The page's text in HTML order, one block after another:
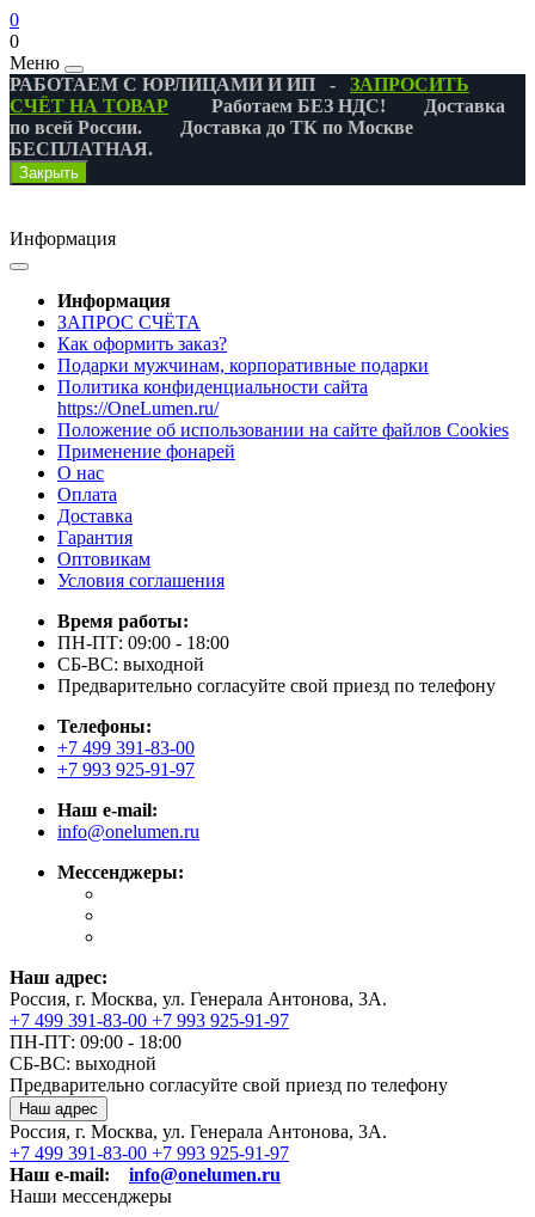
0
0
Меню
РАБОТАЕМ С ЮРЛИЦАМИ И ИП - ЗАПРОСИТЬ
СЧЁТ НА ТОВАР Работаем БЕЗ НДС! Доставка
по всей России. Доставка до ТК по Москве
БЕСПЛАТНАЯ.
Закрыть
Информация
Информация
ЗАПРОС СЧЁТА
Как оформить заказ?
Подарки мужчинам, корпоративные подарки
Политика конфиденциальности сайта
https://OneLumen.ru/
Положение об использовании на сайте файлов Cookies
Применение фонарей
О нас
Оплата
Доставка
Гарантия
Оптовикам
Условия соглашения
Время работы:
ПН-ПТ: 09:00 - 18:00
СБ-ВС: выходной
Предварительно согласуйте свой приезд по телефону
Телефоны:
+7 499 391-83-00
+7 993 925-91-97
Наш e-mail:
info@onelumen.ru
Мессенджеры:
Наш адрес:
Россия, г. Москва, ул. Генерала Антонова, 3А.
+7 499 391-83-00 +7 993 925-91-97
ПН-ПТ: 09:00 - 18:00
СБ-ВС: выходной
Предварительно согласуйте свой приезд по телефону
Наш адрес
Россия, г. Москва, ул. Генерала Антонова, 3А.
+7 499 391-83-00 +7 993 925-91-97
Наш e-mail:
info@onelumen.ru
Наши мессенджеры